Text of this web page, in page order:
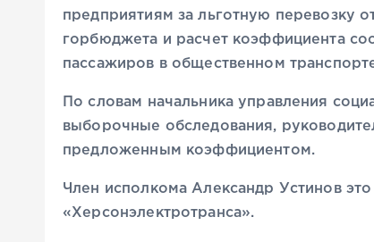
предприятиям за льготную перевозку
горбюджета и расчет коэффициента
пассажиров в общественном
По словам начальника управления
выборочные обследования,
предложенным коэффициентом.
Член исполкома Александр Устинов
«Херсонэлектротранса».